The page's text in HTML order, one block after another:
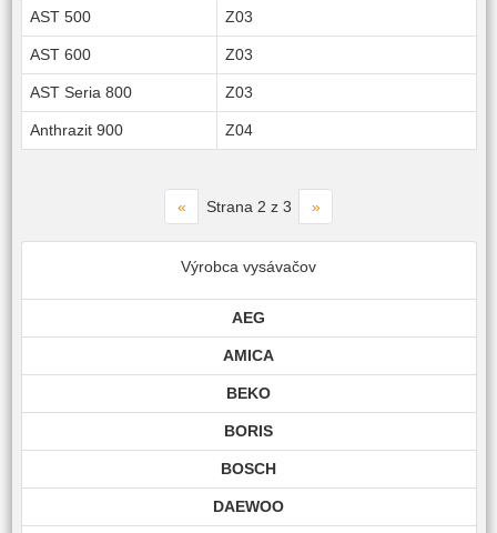
AST 500 Z03
AST 600 Z03
AST Seria 800 Z03
Anthrazit 900 Z04
« Strana 2 z 3 »
Výrobca vysávačov
AEG
AMICA
BEKO
BORIS
BOSCH
DAEWOO